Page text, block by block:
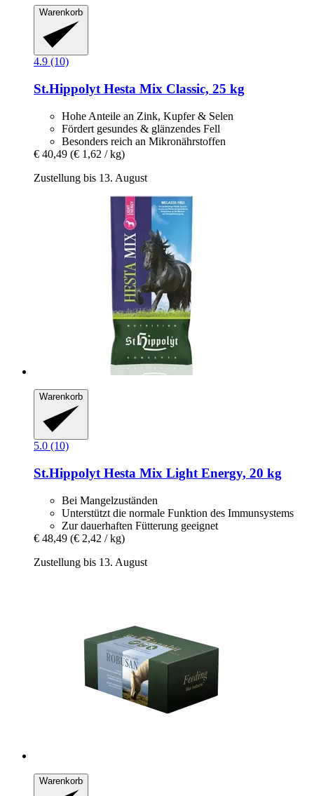
Warenkorb
4.9 (10)
St.Hippolyt Hesta Mix Classic, 25 kg
Hohe Anteile an Zink, Kupfer & Selen
Fördert gesundes & glänzendes Fell
Besonders reich an Mikronährstoffen
€ 40,49 (€ 1,62 / kg)
Zustellung bis 13. August
Warenkorb
5.0 (10)
St.Hippolyt Hesta Mix Light Energy, 20 kg
Bei Mangelzuständen
Unterstützt die normale Funktion des Immunsystems
Zur dauerhaften Fütterung geeignet
€ 48,49 (€ 2,42 / kg)
Zustellung bis 13. August
Warenkorb